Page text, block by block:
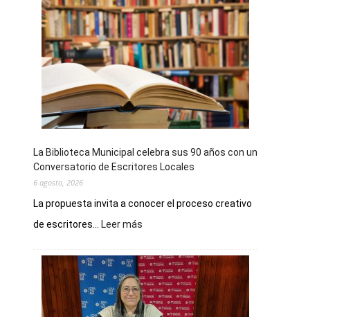
La Biblioteca Municipal celebra sus 90 años con un
Conversatorio de Escritores Locales
6 agosto, 2026
La propuesta invita a conocer el proceso creativo
de escritores...
Leer más
Municipal
celebra
sus
90